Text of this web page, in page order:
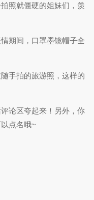
照就僵硬的姐妹们，羡
期间，口罩墨镜帽子全
手拍的旅游照，这样的
论区夸起来！另外，你
点名哦~